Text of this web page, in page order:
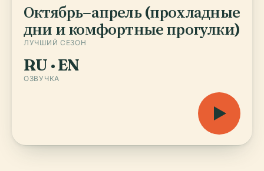
Октябрь–апрель (прохладные
дни и комфортные прогулки)
ЛУЧШИЙ СЕЗОН
RU · EN
ОЗВУЧКА